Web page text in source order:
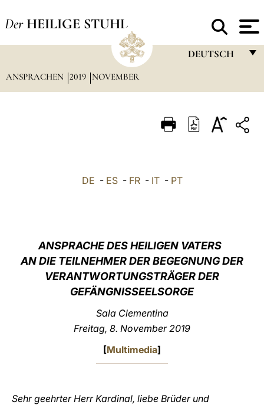
Der HEILIGE STUHL
DEUTSCH
ITALIANO
中文
LATINE
ANSPRACHEN 2019 NOVEMBER
DE - ES- FR- IT- PT
ANSPRACHE DES HEILIGEN VATERS
AN DIE TEILNEHMER DER BEGEGNUNG DER
VERANTWORTUNGSTRÄGER DER
GEFÄNGNISSEELSORGE
Sala Clementina
Freitag, 8. November 2019
[Multimedia]
Sehr geehrter Herr Kardinal, liebe Brüder und